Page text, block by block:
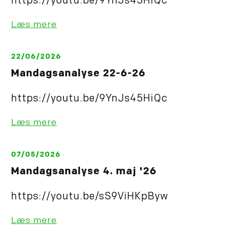
Læs mere
22/06/2026
Mandagsanalyse 22-6-26
https://youtu.be/9YnJs45HiQc
Læs mere
07/05/2026
Mandagsanalyse 4. maj '26
https://youtu.be/sS9ViHKpByw
Læs mere